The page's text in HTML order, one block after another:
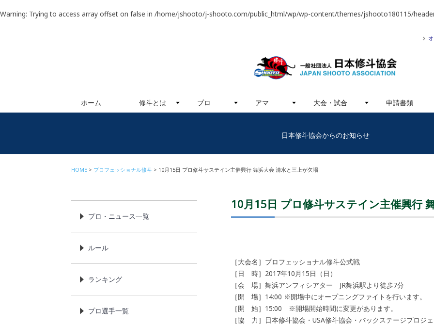
Warning: Trying to access array offset on false in /home/jshooto/j-shooto.com/public_html/wp/wp-content/themes/jshooto180115/
ホーム 修斗とは プロ アマ 大会・試合 申請書類
日本修斗協会からのお知らせ
HOME プロフェッショナル修斗 10月15日 プロ修斗サステイン主催興行 舞浜大会 清水と三上が欠場
10月15日 プロ修斗サステイン主催興行
［大会名］プロフェッショナル修斗公式戦
［日 時］2017年10月15日（日）
［会 場］舞浜アンフィシアター JR舞浜駅より徒歩7分
［開 場］14:00 ※開場中にオープニングファイトを行います。
［開 始］15:00 ※開場開始時間に変更があります。
［協 力］日本修斗協会・USA修斗協会・バックステージプロジェ
プロ・ニュース一覧
ルール
ランキング
プロ選手一覧